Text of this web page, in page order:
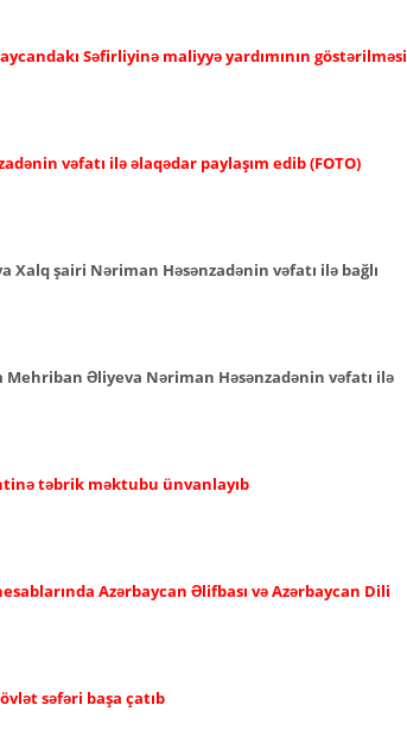
Səfirliyinə maliyyə yardımının göstərilməsi
vəfatı ilə əlaqədar paylaşım edib (FOTO)
şairi Nəriman Həsənzadənin vəfatı ilə bağlı
Əliyeva Nəriman Həsənzadənin vəfatı ilə
təbrik məktubu ünvanlayıb
Azərbaycan Əlifbası və Azərbaycan Dili
səfəri başa çatıb